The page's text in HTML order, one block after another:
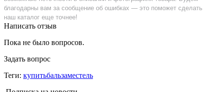
благодарны вам за сообщение об ошибках — это поможет сделать
наш каталог еще точнее!
Написать отзыв
Пока не было вопросов.
Задать вопрос
Теги: купитьбальзаместель